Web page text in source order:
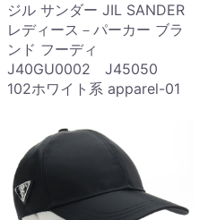
ジル サンダー JIL SANDER
レディース－パーカー ブラ
ンド フーディ
J40GU0002 J45050
102ホワイト系 apparel-01